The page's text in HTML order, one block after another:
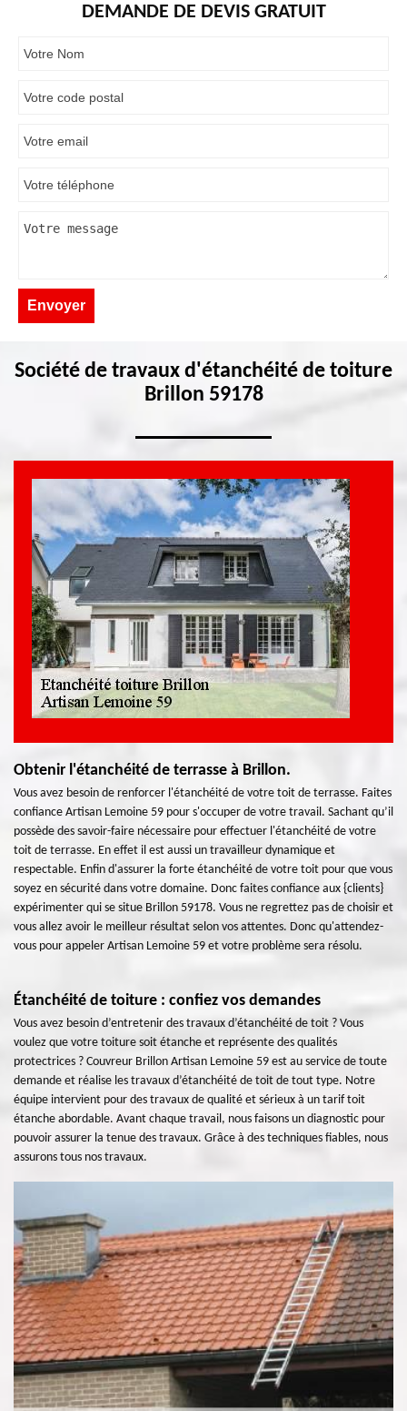
DEMANDE DE DEVIS GRATUIT
Société de travaux d'étanchéité de toiture
Brillon 59178
Obtenir l'étanchéité de terrasse à Brillon.
Vous avez besoin de renforcer l'étanchéité de votre toit de terrasse. Faites
confiance Artisan Lemoine 59 pour s'occuper de votre travail. Sachant qu’il
possède des savoir-faire nécessaire pour effectuer l'étanchéité de votre
toit de terrasse. En effet il est aussi un travailleur dynamique et
respectable. Enfin d'assurer la forte étanchéité de votre toit pour que vous
soyez en sécurité dans votre domaine. Donc faites confiance aux {clients}
expérimenter qui se situe Brillon 59178. Vous ne regrettez pas de choisir et
vous allez avoir le meilleur résultat selon vos attentes. Donc qu'attendez-
vous pour appeler Artisan Lemoine 59 et votre problème sera résolu.
Étanchéité de toiture : confiez vos demandes
Vous avez besoin d’entretenir des travaux d’étanchéité de toit ? Vous
voulez que votre toiture soit étanche et représente des qualités
protectrices ? Couvreur Brillon Artisan Lemoine 59 est au service de toute
demande et réalise les travaux d’étanchéité de toit de tout type. Notre
équipe intervient pour des travaux de qualité et sérieux à un tarif toit
étanche abordable. Avant chaque travail, nous faisons un diagnostic pour
pouvoir assurer la tenue des travaux. Grâce à des techniques fiables, nous
assurons tous nos travaux.